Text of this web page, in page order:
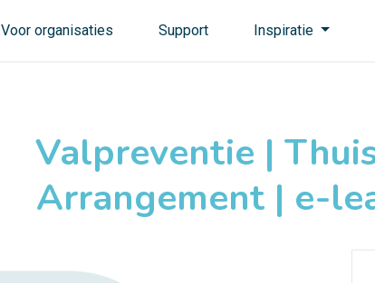
Voor organisaties Support Inspiratie
Valpreventie |
Arrangement | e-